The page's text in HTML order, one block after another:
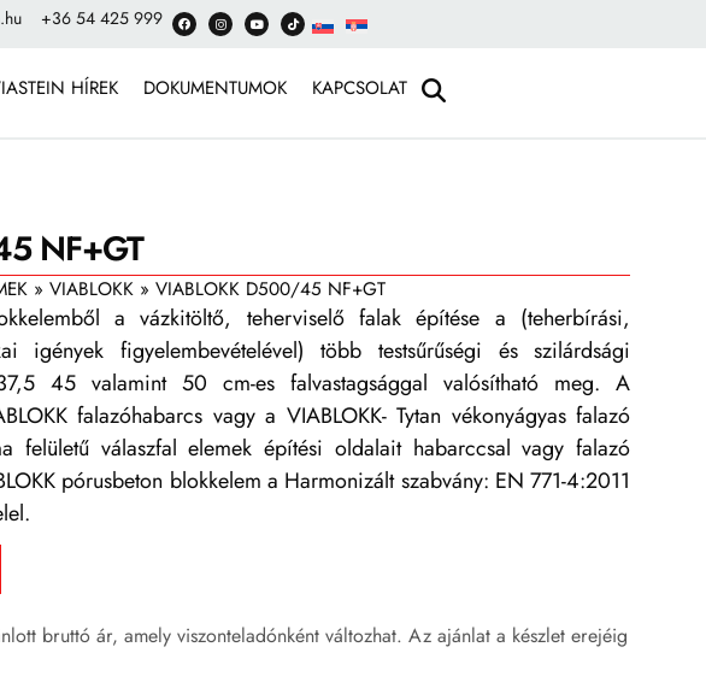
+36 54 425 999
HÍREK DOKUMENTUMOK KAPCSOLAT
NF+GT
» VIABLOKK» VIABLOKK D500/45 NF+GT
a vázkitöltő, teherviselő falak építése a (teherbírási,
igények figyelembevételével) több testsűrűségi és szilárdsági
45 valamint 50 cm-es falvastagsággal valósítható meg. A
falazóhabarcs vagy a VIABLOKK- Tytan vékonyágyas falazó
felületű válaszfal elemek építési oldalait habarccsal vagy falazó
pórusbeton blokkelem a Harmonizált szabvány: EN 771-4:2011
bruttó ár, amely viszonteladónként változhat. Az ajánlat a készlet erejéig